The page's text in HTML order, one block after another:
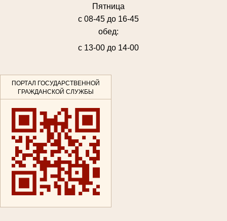
Пятница
с 08-45 до 16-45
обед:
с 13-00 до 14-00
ПОРТАЛ ГОСУДАРСТВЕННОЙ
ГРАЖДАНСКОЙ СЛУЖБЫ